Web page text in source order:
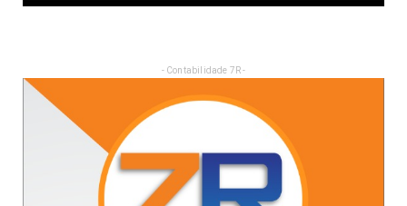
- Contabilidade 7R -